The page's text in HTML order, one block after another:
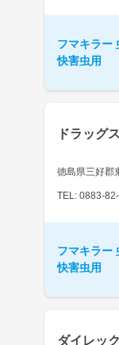
フマキラー
快害虫用
ドラッグ
徳島県三好郡
TEL: 0883-
フマキラー
快害虫用
ダイレッ